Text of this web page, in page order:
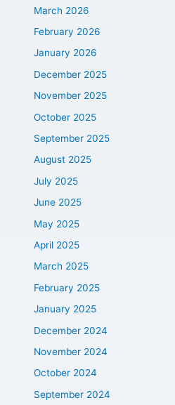
March 2026
February 2026
January 2026
December 2025
November 2025
October 2025
September 2025
August 2025
July 2025
June 2025
May 2025
April 2025
March 2025
February 2025
January 2025
December 2024
November 2024
October 2024
September 2024